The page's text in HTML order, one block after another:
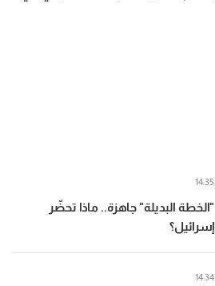
"الخطة البديلة" جاهزة.. ماذا تحضّر
إسرائيل؟
14:35
14:34